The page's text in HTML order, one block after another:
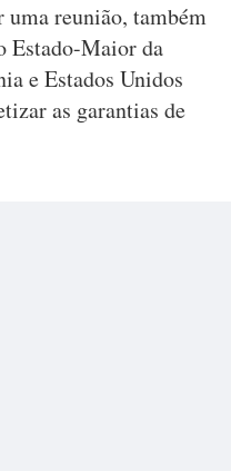
reunião, também
Estado-Maior da
e Estados Unidos
as garantias de